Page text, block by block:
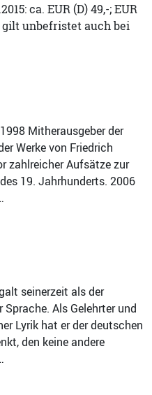
ca. EUR (D) 49,-; EUR
gilt unbefristet auch bei
Mitherausgeber der
Werke von Friedrich
zahlreicher Aufsätze zur
19. Jahrhunderts. 2006
seinerzeit als der
Als Gelehrter und
Lyrik hat er der deutschen
den keine andere